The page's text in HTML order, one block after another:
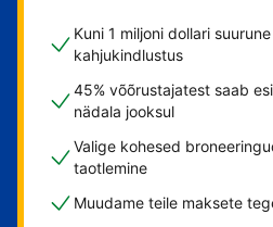
Kuni 1 miljoni dollari
kahjukindlustus
45% võõrustajatest saab
nädala jooksul
Valige kohesed
taotlemine
Muudame teile maksete